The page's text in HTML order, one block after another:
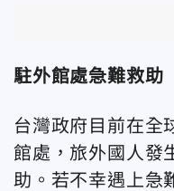
駐外館處急難救助
台灣政府目前在全
館處，旅外國人發
助。若不幸遇上急